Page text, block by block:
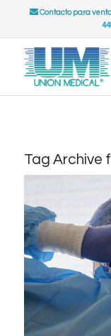
Contacto para
Tag Archive